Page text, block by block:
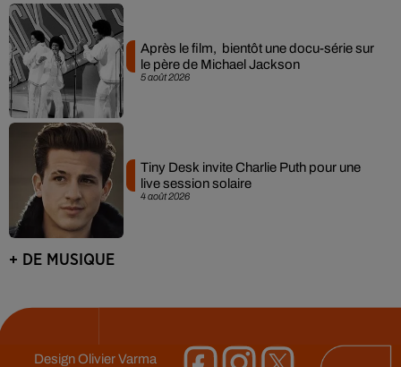
5 août 2026
Après le film, bientôt une docu-série sur
le père de Michael Jackson
4 août 2026
Tiny Desk invite Charlie Puth pour une
live session solaire
+ DE MUSIQUE
DesignOlivier Varma